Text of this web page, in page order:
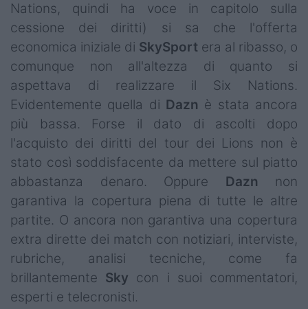
Nations, quindi ha voce in capitolo sulla
cessione dei diritti) si sa che l'offerta
economica iniziale di SkySport era al ribasso, o
comunque non all'altezza di quanto si
aspettava di realizzare il Six Nations.
Evidentemente quella di Dazn è stata ancora
più bassa. Forse il dato di ascolti dopo
l'acquisto dei diritti del tour dei Lions non è
stato così soddisfacente da mettere sul piatto
abbastanza denaro. Oppure Dazn non
garantiva la copertura piena di tutte le altre
partite. O ancora non garantiva una copertura
extra dirette dei match con notiziari, interviste,
rubriche, analisi tecniche, come fa
brillantemente Sky con i suoi commentatori,
esperti e telecronisti.